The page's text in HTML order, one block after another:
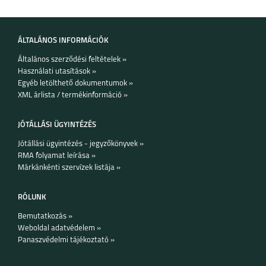
ÁLTALÁNOS INFORMÁCIÓK
Általános szerződési feltételek »
Használati utasítások »
Egyéb letölthető dokumentumok »
XML árlista / termékinformáció »
JÓTÁLLÁSI ÜGYINTÉZÉS
Jótállási ügyintézés - jegyzőkönyvek »
RMA folyamat leírása »
Márkánkénti szervízek listája »
RÓLUNK
Bemutatkozás »
Weboldal adatvédelem »
Panaszvédelmi tájékoztató »